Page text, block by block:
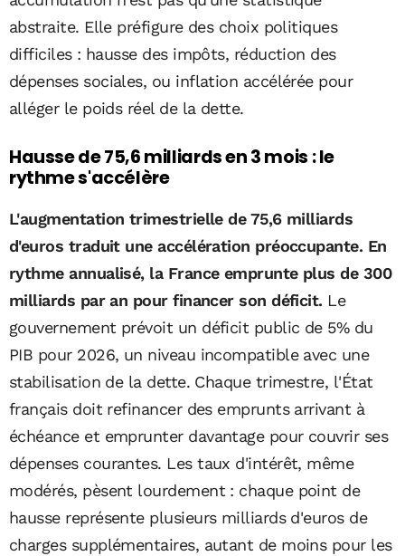
abstraite. Elle préfigure des choix politiques
difficiles : hausse des impôts, réduction des
dépenses sociales, ou inflation accélérée pour
alléger le poids réel de la dette.
Hausse de 75,6 milliards en 3 mois : le
rythme s'accélère
L'augmentation trimestrielle de 75,6 milliards
d'euros traduit une accélération préoccupante. En
rythme annualisé, la France emprunte plus de 300
milliards par an pour financer son déficit. Le
gouvernement prévoit un déficit public de 5% du
PIB pour 2026, un niveau incompatible avec une
stabilisation de la dette. Chaque trimestre, l'État
français doit refinancer des emprunts arrivant à
échéance et emprunter davantage pour couvrir ses
dépenses courantes. Les taux d'intérêt, même
modérés, pèsent lourdement : chaque point de
hausse représente plusieurs milliards d'euros de
charges supplémentaires, autant de moins pour les